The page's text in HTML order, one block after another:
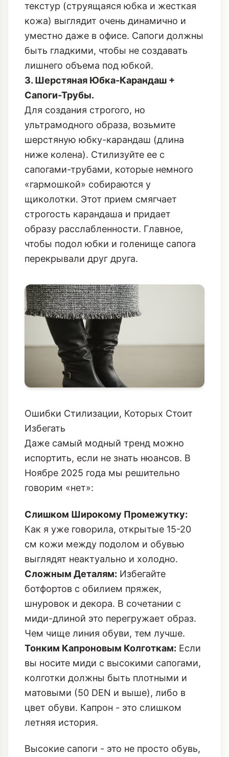
текстур (струящаяся юбка и жесткая
кожа) выглядит очень динамично и
уместно даже в офисе. Сапоги должны
быть гладкими, чтобы не создавать
лишнего объема под юбкой.
3. Шерстяная Юбка-Карандаш +
Сапоги-Трубы.
Для создания строгого, но
ультрамодного образа, возьмите
шерстяную юбку-карандаш (длина
ниже колена). Стилизуйте ее с
сапогами-трубами, которые немного
«гармошкой» собираются у
щиколотки. Этот прием смягчает
строгость карандаша и придает
образу расслабленности. Главное,
чтобы подол юбки и голенище сапога
перекрывали друг друга.
Ошибки Стилизации, Которых Стоит
Избегать
Даже самый модный тренд можно
испортить, если не знать нюансов. В
Ноябре 2025 года мы решительно
говорим «нет»:
Слишком Широкому Промежутку:
Как я уже говорила, открытые 15-20
см кожи между подолом и обувью
выглядят неактуально и холодно.
Сложным Деталям: Избегайте
ботфортов с обилием пряжек,
шнуровок и декора. В сочетании с
миди-длиной это перегружает образ.
Чем чище линия обуви, тем лучше.
Тонким Капроновым Колготкам: Если
вы носите миди с высокими сапогами,
колготки должны быть плотными и
матовыми (50 DEN и выше), либо в
цвет обуви. Капрон - это слишком
летняя история.
Высокие сапоги - это не просто обувь,